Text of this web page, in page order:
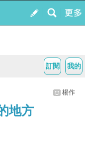
我的
訂閱
楊作
地方